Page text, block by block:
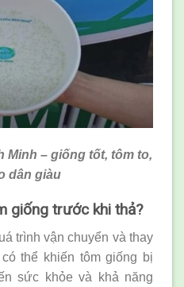
Minh – giống tốt, tôm to,
dân giàu
giống trước khi thả?
trình vận chuyển và thay
thể khiến tôm giống bị
sức khỏe và khả năng